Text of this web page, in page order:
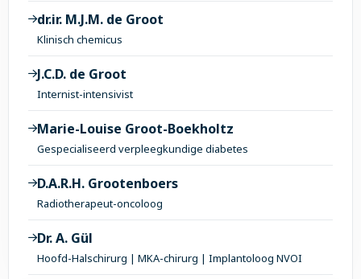
dr.ir. M.J.M. de Groot
Klinisch chemicus
J.C.D. de Groot
Internist-intensivist
Marie-Louise Groot-Boekholtz
Gespecialiseerd verpleegkundige diabetes
D.A.R.H. Grootenboers
Radiotherapeut-oncoloog
Dr. A. Gül
Hoofd-Halschirurg | MKA-chirurg | Implantoloog NVOI